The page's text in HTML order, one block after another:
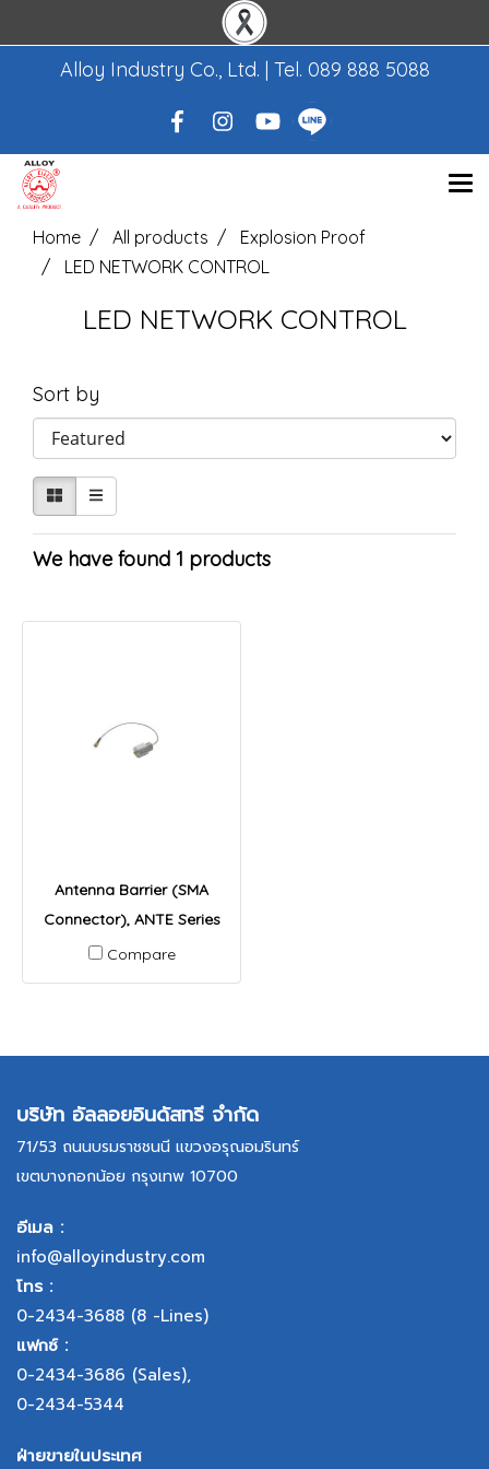
Alloy Industry Co., Ltd. | Tel. 089 888 5088
Home All products
Explosion Proof
LED NETWORK CONTROL
LED NETWORK CONTROL
Sort by
We have found 1 products
Antenna Barrier (SMA
Connector), ANTE Series
Compare
บริษัท อัลลอยอินดัสทรี จำกัด
71/53 ถนนบรมราชชนนี แขวงอรุณอมรินทร์
เขตบางกอกน้อย กรุงเทพ 10700
อีเมล :
info@alloyindustry.com
โทร :
0-2434-3688 (8 -Lines)
แฟกซ์ :
0-2434-3686 (Sales),
0-2434-5344
ฝ่ายขายในประเทศ